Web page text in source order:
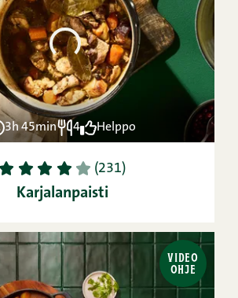
3h 45min 4 Helppo
1 2 3 4 5 (231)
Karjalanpaisti
VIDEO
OHJE